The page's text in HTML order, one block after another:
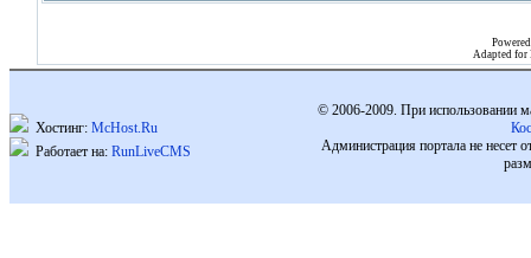
Adapted for
Хостинг: McHost.Ru
Работает на: RunLiveCMS
© 2006-2009. При использовании
Администрация портала не несет